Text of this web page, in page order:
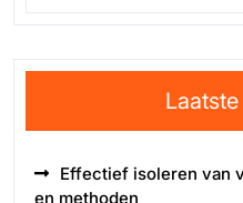
Effectief isoleren van
en methoden